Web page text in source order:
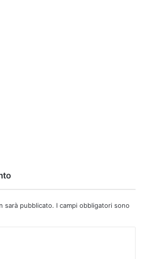
sarà pubblicato. I campi obbligatori sono